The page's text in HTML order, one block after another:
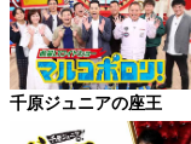
千原ジュニアの座王